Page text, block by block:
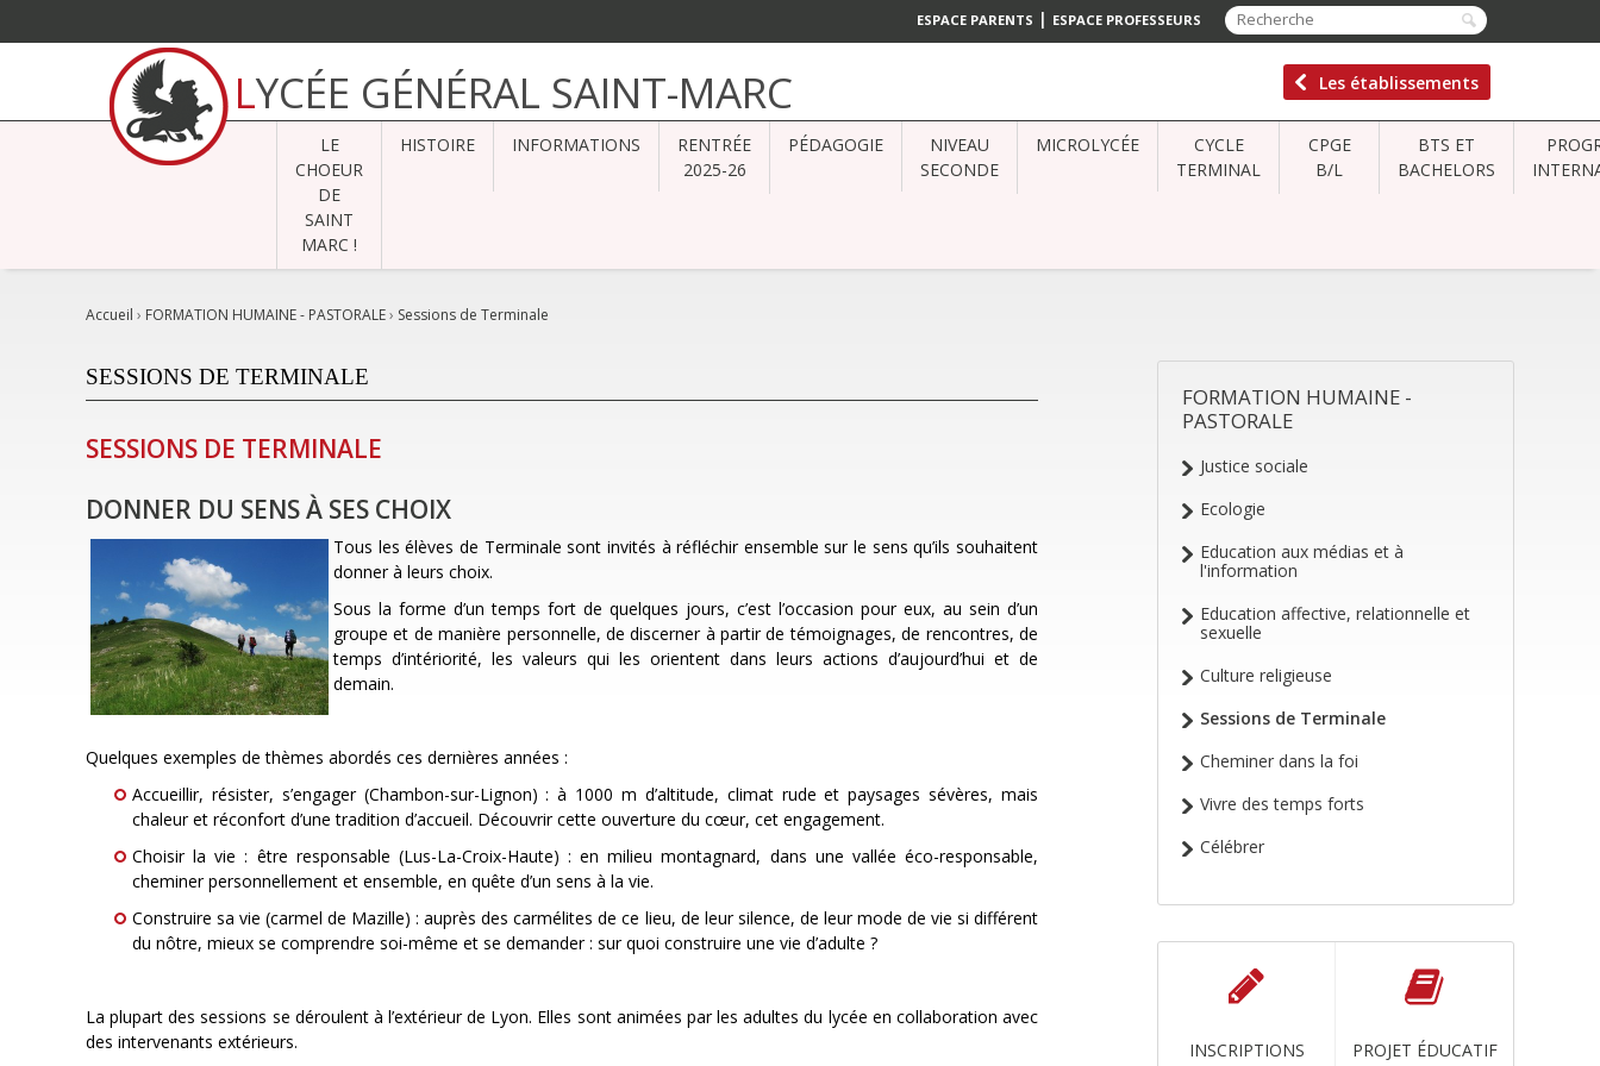
ESPACE PARENTS | ESPACE PROFESSEURS
contenu.
Aller
LYCÉE GÉNÉRAL SAINT-MARC Les établissements
LE
CHOEUR
DE
SAINT
MARC !
HISTOIRE INFORMATIONS
RENTRÉE
2025-26
PÉDAGOGIE
NIVEAU
SECONDE
MICROLYCÉE
CYCLE
TERMINAL
CPGE
B/L
BTS ET
BACHELORS
Accueil › FORMATION HUMAINE - PASTORALE› Sessions de Terminale
NAVIGATION
FORMATION HUMAINE -
PASTORALE
Justice sociale
Ecologie
Education aux médias et à
l'information
Education affective, relationnelle et
sexuelle
Culture religieuse
Sessions de Terminale
Cheminer dans la foi
Vivre des temps forts
Célébrer
INSCRIPTIONS PROJET ÉDUCATIF
SESSIONS DE TERMINALE
SESSIONS DE TERMINALE
DONNER DU SENS À SES CHOIX
Tous les élèves de Terminale sont invités à réfléchir ensemble sur le sens qu’ils souhaitent
donner à leurs choix.
Sous la forme d’un temps fort de quelques jours, c’est l’occasion pour eux, au sein d’un
groupe et de manière personnelle, de discerner à partir de témoignages, de rencontres, de
temps d’intériorité, les valeurs qui les orientent dans leurs actions d’aujourd’hui et de
demain.
Quelques exemples de thèmes abordés ces dernières années :
Accueillir, résister, s’engager (Chambon-sur-Lignon) : à 1000 m d’altitude, climat rude et paysages sévères, mais
chaleur et réconfort d’une tradition d’accueil. Découvrir cette ouverture du cœur, cet engagement.
Choisir la vie : être responsable (Lus-La-Croix-Haute) : en milieu montagnard, dans une vallée éco-responsable,
cheminer personnellement et ensemble, en quête d’un sens à la vie.
Construire sa vie (carmel de Mazille) : auprès des carmélites de ce lieu, de leur silence, de leur mode de vie si différent
du nôtre, mieux se comprendre soi-même et se demander : sur quoi construire une vie d’adulte ?
La plupart des sessions se déroulent à l’extérieur de Lyon. Elles sont animées par les adultes du lycée en collaboration avec
des intervenants extérieurs.